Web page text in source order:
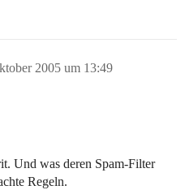
2005 um 13:49
Und was deren Spam-Filter
Regeln.